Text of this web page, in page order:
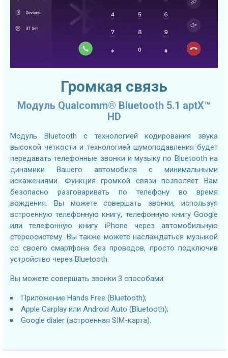
Громкая связь
Модуль Qualcomm® Bluetooth 5.1 aptX™
HD
Модуль Bluetooth с технологией кодирования звука
высокой четкости и технологией шумоподавления будет
передавать телефонные звонки и музыку по Bluetooth на
динамики Вашего автомобиля с минимальными
искажениями. Функция громкой связи позволяет Вам
безопасно разговаривать по телефону во время
вождения. Вы можете совершать звонки, используя
встроенную телефонную книгу, телефонную книгу Google
или телефонную книгу iPhone через автомобильную
стереосистему. Вы также можете наслаждаться музыкой
со своего смартфона без проводов, просто подключив
устройство через Bluetooth.
Вы можете совершать звонки 3 способами:
Приложение Hands Free (Bluetooth);
Apple Carplay или Android Auto (Bluetooth);
Google dialer (встроенная SIM-карта).